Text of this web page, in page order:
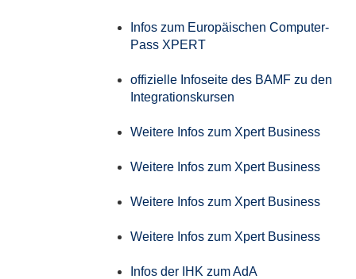
Infos zum Europäischen Computer-
Pass XPERT
offizielle Infoseite des BAMF zu den
Integrationskursen
Weitere Infos zum Xpert Business
Weitere Infos zum Xpert Business
Weitere Infos zum Xpert Business
Weitere Infos zum Xpert Business
Infos der IHK zum AdA